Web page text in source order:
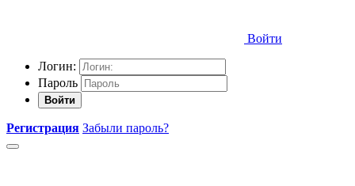
Войти
Логин:
Пароль
Войти
Регистрация Забыли пароль?